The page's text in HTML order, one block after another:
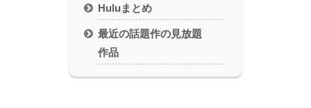
Huluまとめ
最近の話題作の見放題
作品